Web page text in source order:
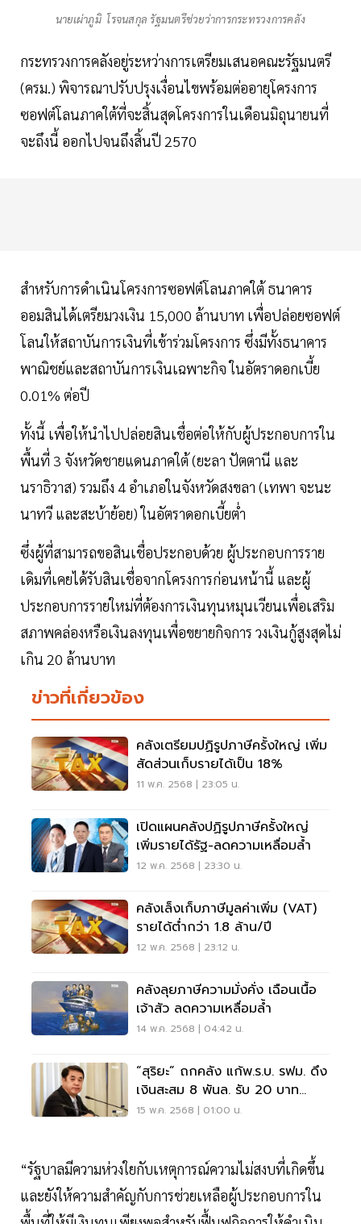
นายเผ่าภูมิ โรจนสกุล รัฐมนตรีช่วยว่าการกระทรวงการคลัง
กระทรวงการคลังอยู่ระหว่างการเตรียมเสนอคณะรัฐมนตรี
(ครม.) พิจารณาปรับปรุงเงื่อนไขพร้อมต่ออายุโครงการ
ซอฟต์โลนภาคใต้ที่จะสิ้นสุดโครงการในเดือนมิถุนายนที่
จะถึงนี้ ออกไปจนถึงสิ้นปี 2570
สำหรับการดำเนินโครงการซอฟต์โลนภาคใต้ ธนาคาร
ออมสินได้เตรียมวงเงิน 15,000 ล้านบาท เพื่อปล่อยซอฟต์
โลนให้สถาบันการเงินที่เข้าร่วมโครงการ ซึ่งมีทั้งธนาคาร
พาณิชย์และสถาบันการเงินเฉพาะกิจ ในอัตราดอกเบี้ย
0.01% ต่อปี
ทั้งนี้ เพื่อให้นำไปปล่อยสินเชื่อต่อให้กับผู้ประกอบการใน
พื้นที่ 3 จังหวัดชายแดนภาคใต้ (ยะลา ปัตตานี และ
นราธิวาส) รวมถึง 4 อำเภอในจังหวัดสงขลา (เทพา จะนะ
นาทวี และสะบ้าย้อย) ในอัตราดอกเบี้ยต่ำ
ซึ่งผู้ที่สามารถขอสินเชื่อประกอบด้วย ผู้ประกอบการราย
เดิมที่เคยได้รับสินเชื่อจากโครงการก่อนหน้านี้ และผู้
ประกอบการรายใหม่ที่ต้องการเงินทุนหมุนเวียนเพื่อเสริม
สภาพคล่องหรือเงินลงทุนเพื่อขยายกิจการ วงเงินกู้สูงสุดไม่
เกิน 20 ล้านบาท
ข่าวที่เกี่ยวข้อง
คลังเตรียมปฏิรูปภาษีครั้งใหญ่ เพิ่ม
สัดส่วนเก็บรายได้เป็น 18%
11 พ.ค. 2568 | 23:05 น.
เปิดแผนคลังปฏิรูปภาษีครั้งใหญ่
เพิ่มรายได้รัฐ-ลดความเหลื่อมล้ำ
12 พ.ค. 2568 | 23:30 น.
คลังเล็งเก็บภาษีมูลค่าเพิ่ม (VAT)
รายได้ต่ำกว่า 1.8 ล้าน/ปี
12 พ.ค. 2568 | 23:12 น.
คลังลุยภาษีความมั่งคั่ง เฉือนเนื้อ
เจ้าสัว ลดความเหลื่อมล้ำ
14 พ.ค. 2568 | 04:42 น.
“สุริยะ” ถกคลัง แก้พ.ร.บ. รฟม. ดึง
เงินสะสม 8 พันล. รับ 20 บาท
ตลอดสาย
15 พ.ค. 2568 | 01:00 น.
“รัฐบาลมีความห่วงใยกับเหตุการณ์ความไม่สงบที่เกิดขึ้น
และยังให้ความสำคัญกับการช่วยเหลือผู้ประกอบการใน